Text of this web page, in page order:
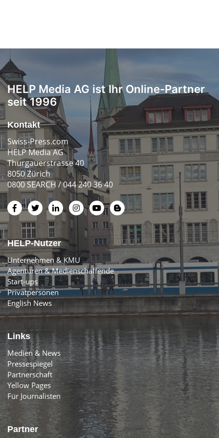
HELP Media AG ist Ihr Online-Partner
seit 1996
Kontakt
Swiss-Press.com
HELP Media AG
Thurgauerstrasse 40
8050 Zürich
0800 SEARCH / 044 240 36 40
HELP-Nutzer
Unternehmen & KMU
Agenturen & Medienschaffende
Start-ups
Privatpersonen
English News
Links
Medien & News
Pressespiegel
Partnerschaft
Yellow Pages
Für Journalisten
Partner